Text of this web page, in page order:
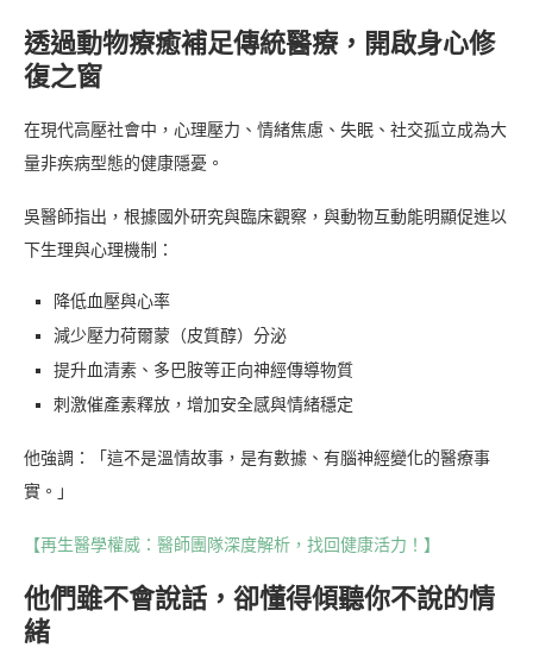
透過動物療癒補足傳統醫療，開啟身心修
復之窗
在現代高壓社會中，心理壓力、情緒焦慮、失眠、社交孤立成為大
量非疾病型態的健康隱憂。
吳醫師指出，根據國外研究與臨床觀察，與動物互動能明顯促進以
下生理與心理機制：
降低血壓與心率
減少壓力荷爾蒙（皮質醇）分泌
提升血清素、多巴胺等正向神經傳導物質
刺激催產素釋放，增加安全感與情緒穩定
他強調：「這不是溫情故事，是有數據、有腦神經變化的醫療事
實。」
【再生醫學權威：醫師團隊深度解析，找回健康活力！】
他們雖不會說話，卻懂得傾聽你不說的情
緒